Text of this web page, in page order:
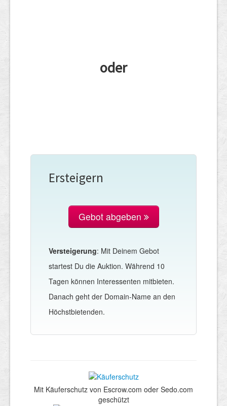
oder
Ersteigern
Gebot abgeben
Versteigerung: Mit Deinem Gebot
startest Du die Auktion. Während 10
Tagen können Interessenten mitbieten.
Danach geht der Domain-Name an den
Höchstbietenden.
Mit Käuferschutz von Escrow.com oder Sedo.com
geschützt